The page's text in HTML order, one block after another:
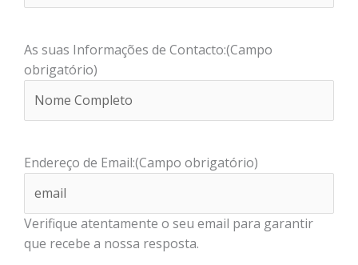
As suas Informações de Contacto:(Campo
obrigatório)
Endereço de Email:(Campo obrigatório)
Verifique atentamente o seu email para garantir
que recebe a nossa resposta.